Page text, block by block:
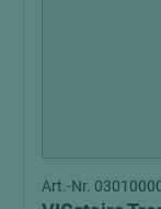
Art.-Nr.